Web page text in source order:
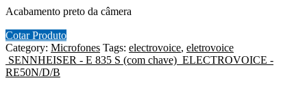
Acabamento preto da câmera
Cotar Produto
Category: Microfones Tags: electrovoice, eletrovoice
SENNHEISER - E 835 S (com chave) ELECTROVOICE -
RE50N/D/B